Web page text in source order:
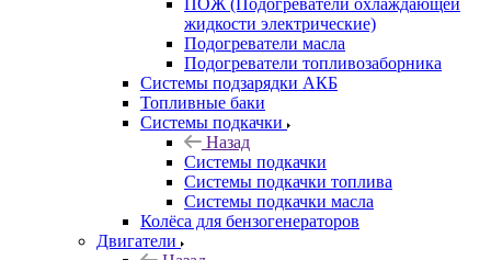
ПОЖ (Подогреватели охлаждающей
жидкости электрические)
Подогреватели масла
Подогреватели топливозаборника
Системы подзарядки АКБ
Топливные баки
Системы подкачки
Назад
Системы подкачки
Системы подкачки топлива
Системы подкачки масла
Колёса для бензогенераторов
Двигатели